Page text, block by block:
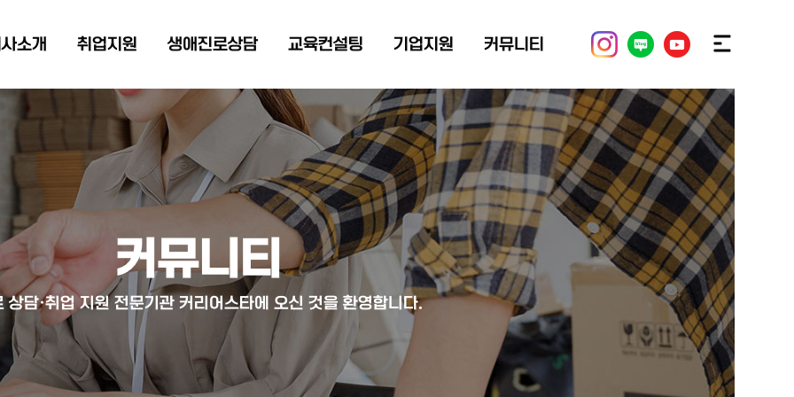
소개 취업지원 생애진로상담 교육컨설팅 기업지원 커뮤니티
커뮤니티
상담·취업 지원 전문기관 커리어스타에 오신 것을 환영합니다.